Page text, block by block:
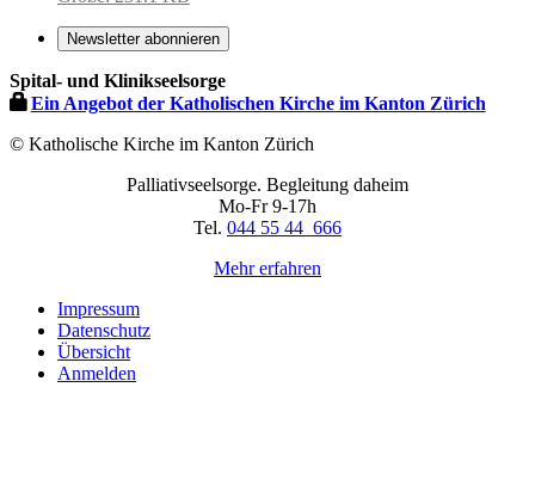
in
Größe…
Newsletter abonnieren
Spital- und Klinikseelsorge
Ein Angebot der Katholischen Kirche im Kanton Zürich
© Katholische Kirche im Kanton Zürich
Palliativseelsorge. Begleitung daheim
Mo-Fr 9-17h
Tel. 044 55 44 666
Mehr erfahren
Impressum
Datenschutz
Übersicht
Anmelden